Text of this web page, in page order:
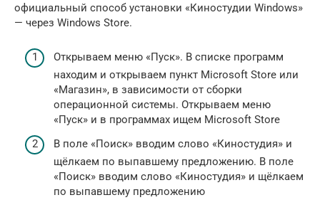
официальный способ установки «Киностудии Windows»
— через Windows Store.
Открываем меню «Пуск». В списке программ
находим и открываем пункт Microsoft Store или
«Магазин», в зависимости от сборки
операционной системы. Открываем меню
«Пуск» и в программах ищем Microsoft Store
В поле «Поиск» вводим слово «Киностудия» и
щёлкаем по выпавшему предложению. В поле
«Поиск» вводим слово «Киностудия» и щёлкаем
по выпавшему предложению